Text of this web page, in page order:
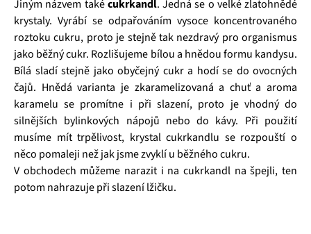
Jiným názvem takécukrkandl. Jedná se o velké zlatohnědé
krystaly. Vyrábí se odpařováním vysoce koncentrovaného
roztoku cukru, proto je stejně tak nezdravý pro organismus
jako běžný cukr. Rozlišujeme bílou a hnědou formu kandysu.
Bílá sladí stejně jako obyčejný cukr a hodí se do ovocných
čajů. Hnědá varianta je zkaramelizovaná a chuť a aroma
karamelu se promítne i při slazení, proto je vhodný do
silnějších bylinkových nápojů nebo do kávy. Při použití
musíme mít trpělivost, krystal cukrkandlu se rozpouští o
něco pomaleji než jak jsme zvyklí u běžného cukru.
V obchodech můžeme narazit i na cukrkandl na špejli, ten
potom nahrazuje při slazení lžičku.